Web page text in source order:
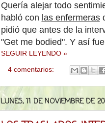
Quería alejar todo
habló con las enfermeras
pidió que antes de la
"Get me bodied". Y así
SEGUIR LEYENDO »
4 comentarios:
LUNES, 11 DE NOVIEMBRE DE